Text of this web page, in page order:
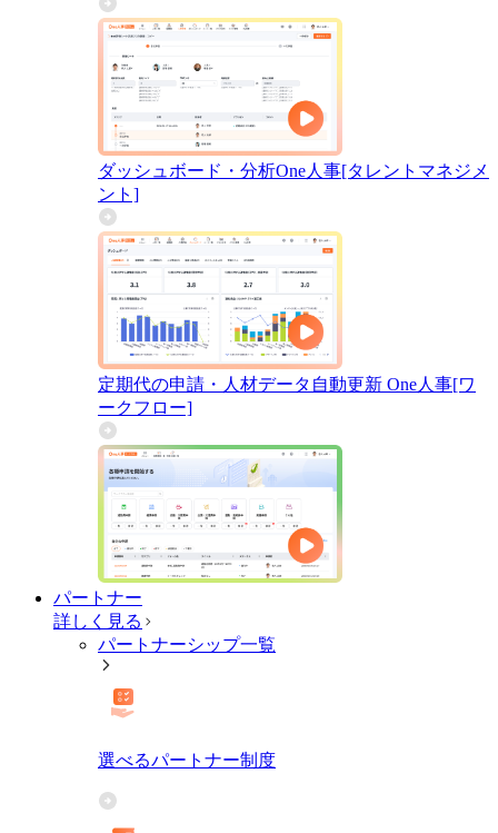
ダッシュボード・分析One人事[タレントマネジメ
ント]
定期代の申請・人材データ自動更新 One人事[ワ
ークフロー]
パートナー
詳しく見る
パートナーシップ一覧
選べるパートナー制度